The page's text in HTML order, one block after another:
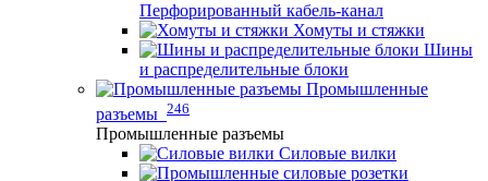
Перфорированный кабель-канал
Хомуты и стяжки
Шины
и распределительные блоки
Промышленные
разъемы 246
Промышленные разъемы
Силовые вилки